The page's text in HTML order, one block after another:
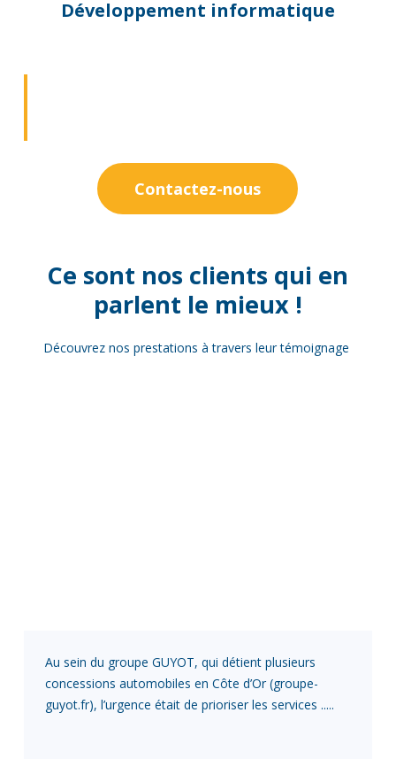
Développement informatique
Contactez-nous
Ce sont nos clients qui en
parlent le mieux !
Découvrez nos prestations à travers leur témoignage
Au sein du groupe GUYOT, qui détient plusieurs
concessions automobiles en Côte d’Or (groupe-
guyot.fr), l’urgence était de prioriser les services .....